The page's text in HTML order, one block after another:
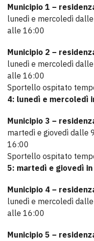
Municipio 1 –
lunedì e mercoledì
alle 16:00
Municipio 2 –
lunedì e mercoledì
alle 16:00
Sportello ospitato
4: lunedì e mercoledì
Municipio 3 –
martedì e giovedì dalle
16:00
Sportello ospitato
5: martedì e giovedì
Municipio 4 –
lunedì e mercoledì
alle 16:00
Municipio 5 –